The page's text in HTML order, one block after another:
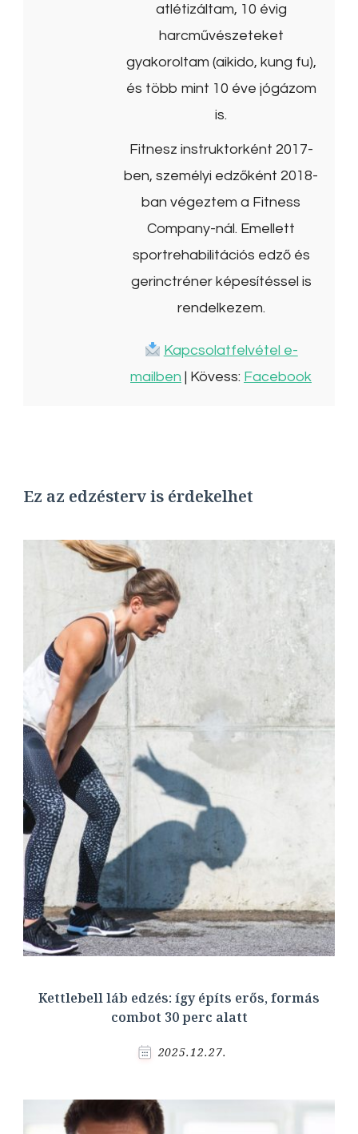
atlétizáltam, 10 évig
harcművészeteket
gyakoroltam (aikido, kung fu),
és több mint 10 éve jógázom
is.
Fitnesz instruktorként 2017-
ben, személyi edzőként 2018-
ban végeztem a Fitness
Company-nál. Emellett
sportrehabilitációs edző és
gerinctréner képesítéssel is
rendelkezem.
Kapcsolatfelvétel e-
mailben | Kövess: Facebook
Ez az edzésterv is érdekelhet
Kettlebell láb edzés: így építs erős, formás
combot 30 perc alatt
2025.12.27.